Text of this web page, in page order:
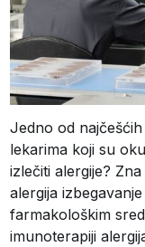
Jedno od
lekarima koji su
izlečiti alergije?
alergija
farmakološkim
imunoterapiji